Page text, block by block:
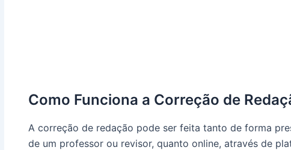
Como Funciona a Correção de
A correção de redação pode ser feita tanto de forma
de um professor ou revisor, quanto online, através de